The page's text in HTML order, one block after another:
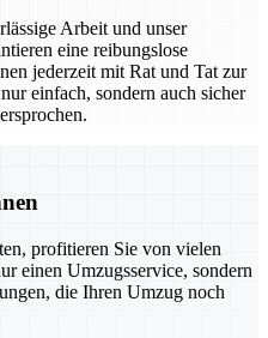
Arbeit und unser
eine reibungslose
jederzeit mit Rat und Tat zur
einfach, sondern auch sicher
profitieren Sie von vielen
einen Umzugsservice, sondern
die Ihren Umzug noch